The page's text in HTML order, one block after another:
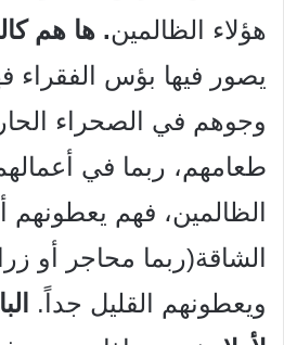
هؤلاء الظالمين. ها هم
يصور فيها بؤس الفقراء
وجوهم في الصحراء
طعامهم، ربما في أعمالهم
الظالمين، فهم يعطونهم
الشاقة(ربما محاجر أو
ويعطونهم القليل جداً.